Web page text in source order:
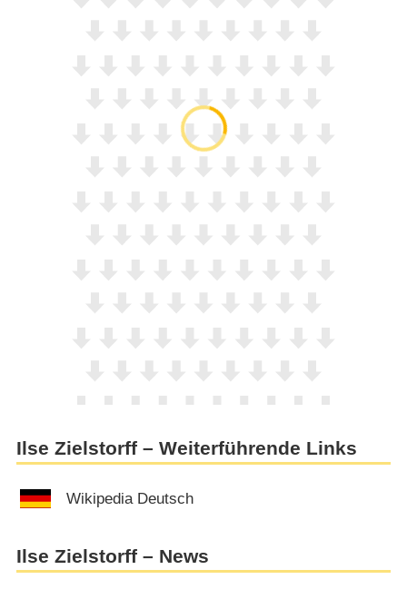
Ilse Zielstorff – Weiterführende Links
Wikipedia Deutsch
Ilse Zielstorff – News